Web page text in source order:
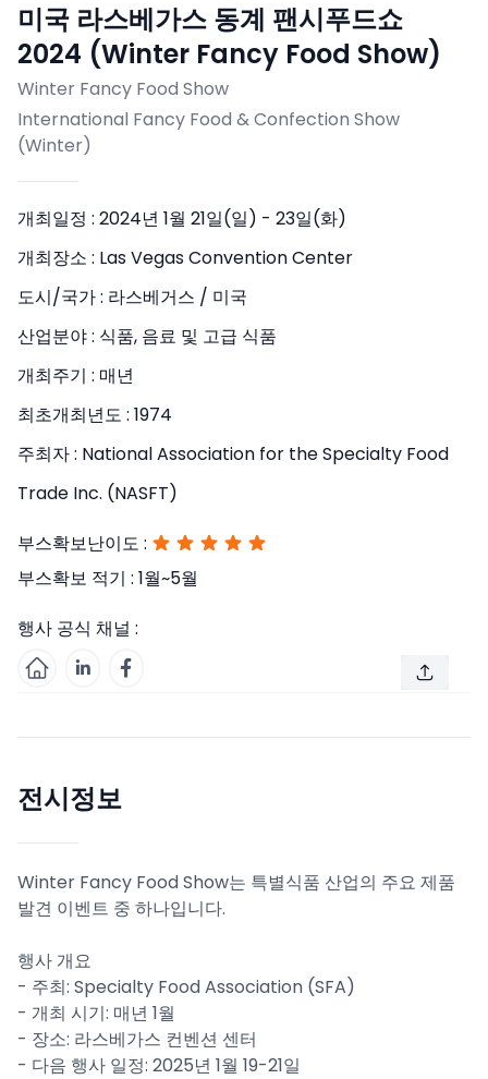
미국 라스베가스 동계 팬시푸드쇼
2024 (Winter Fancy Food Show)
Winter Fancy Food Show
International Fancy Food & Confection Show
(Winter)
개최일정 : 2024년 1월 21일(일) - 23일(화)
개최장소 : Las Vegas Convention Center
도시/국가 : 라스베거스 / 미국
산업분야 : 식품, 음료 및 고급 식품
개최주기 : 매년
최초개최년도 : 1974
주최자 : National Association for the Specialty Food
Trade Inc. (NASFT)
부스확보난이도 :
부스확보 적기 : 1월~5월
행사 공식 채널 :
전시정보
Winter Fancy Food Show는 특별식품 산업의 주요 제품
발견 이벤트 중 하나입니다.
행사 개요
- 주최: Specialty Food Association (SFA)
- 개최 시기: 매년 1월
- 장소: 라스베가스 컨벤션 센터
- 다음 행사 일정: 2025년 1월 19-21일